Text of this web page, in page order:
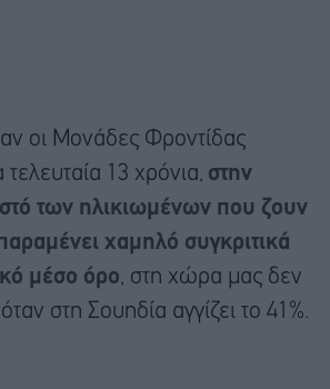
οι Μονάδες Φροντίδας
13 χρόνια, στην
των ηλικιωμένων που ζουν
χαμηλό συγκριτικά
μέσο όρο , στη χώρα μας δεν
στη Σουηδία αγγίζει το 41%.